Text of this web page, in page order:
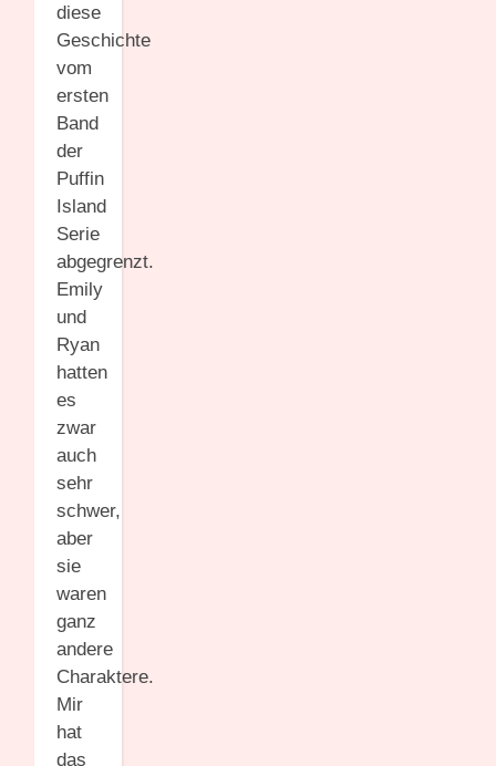
diese
Geschichte
vom
ersten
Band
der
Puffin
Island
Serie
abgegrenzt.
Emily
und
Ryan
hatten
es
zwar
auch
sehr
schwer,
aber
sie
waren
ganz
andere
Charaktere.
Mir
hat
das